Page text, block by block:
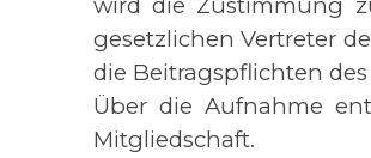
gesetzlichen Vertreter
die Beitragspflichten
Über die Aufnahme
Mitgliedschaft.